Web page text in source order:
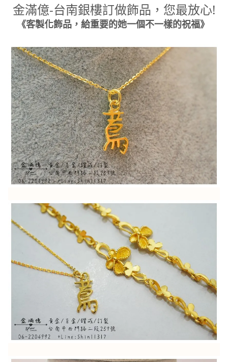
金滿億-台南銀樓訂做飾品，您最放心!
《客製化飾品，給重要的她一個不一樣的祝福》